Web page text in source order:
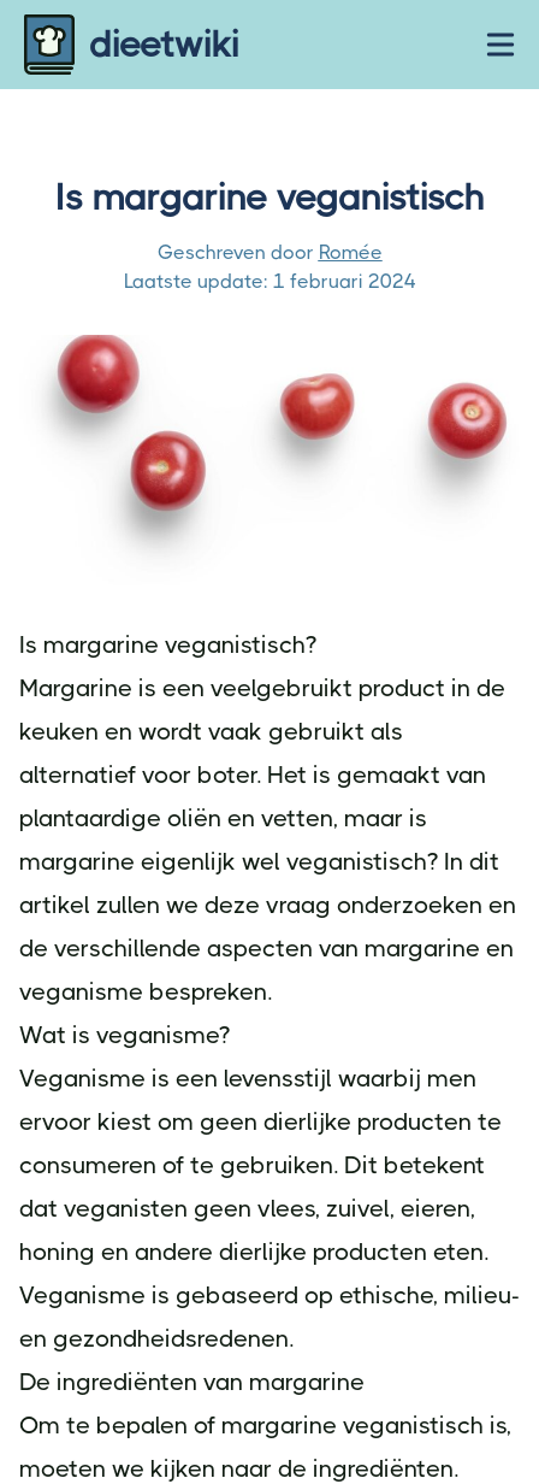
Skip to content
dieetwiki
Is margarine veganistisch
Geschreven door Romée
Laatste update: 1 februari 2024
Is margarine veganistisch?
Margarine is een veelgebruikt product in de
keuken en wordt vaak gebruikt als
alternatief voor boter. Het is gemaakt van
plantaardige oliën en vetten, maar is
margarine eigenlijk wel veganistisch? In dit
artikel zullen we deze vraag onderzoeken en
de verschillende aspecten van margarine en
veganisme bespreken.
Wat is veganisme?
Veganisme is een levensstijl waarbij men
ervoor kiest om geen dierlijke producten te
consumeren of te gebruiken. Dit betekent
dat veganisten geen vlees, zuivel, eieren,
honing en andere dierlijke producten eten.
Veganisme is gebaseerd op ethische, milieu-
en gezondheidsredenen.
De ingrediënten van margarine
Om te bepalen of margarine veganistisch is,
moeten we kijken naar de ingrediënten.